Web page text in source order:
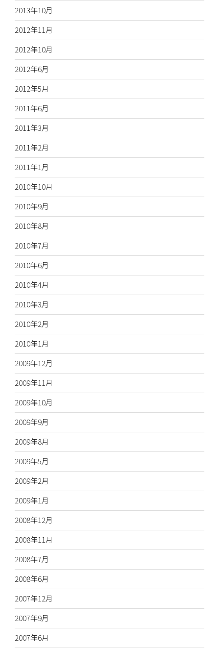
2013年10月
2012年11月
2012年10月
2012年6月
2012年5月
2011年6月
2011年3月
2011年2月
2011年1月
2010年10月
2010年9月
2010年8月
2010年7月
2010年6月
2010年4月
2010年3月
2010年2月
2010年1月
2009年12月
2009年11月
2009年10月
2009年9月
2009年8月
2009年5月
2009年2月
2009年1月
2008年12月
2008年11月
2008年7月
2008年6月
2007年12月
2007年9月
2007年6月